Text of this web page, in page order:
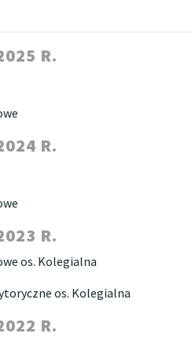
R.
R.
R.
os. Kolegialna
os. Kolegialna
R.